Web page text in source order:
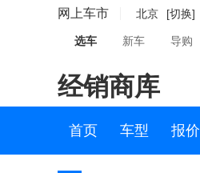
网上车市 北京 [切换]
选车 新车 导购
经销商库
首页 车型 报价
海格
苏州金龙
海格H5C